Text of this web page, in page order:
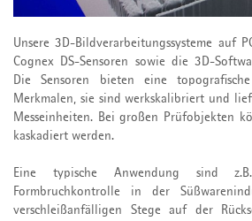
Unsere 3D-Bildverarbeitungssysteme auf
Cognex DS-Sensoren sowie die 3D-
Die Sensoren bieten eine
Merkmalen, sie sind werkskalibriert und
Messeinheiten. Bei großen Prüfobjekten
kaskadiert werden.
Eine typische Anwendung sind
Formbruchkontrolle in der
verschleißanfälligen Stege auf der